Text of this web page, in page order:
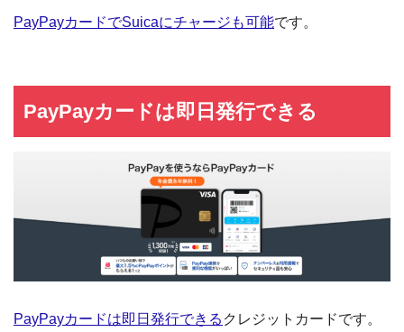
PayPayカードでSuicaにチャージも可能です。
PayPayカードは即日発行できる
PayPayカードは即日発行できる クレジットカードです。